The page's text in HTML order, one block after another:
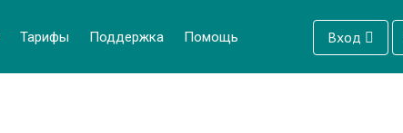
Тарифы Поддержка Помощь Вход